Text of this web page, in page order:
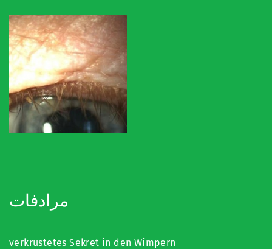
مرادفات
verkrustetes Sekret in den Wimpern